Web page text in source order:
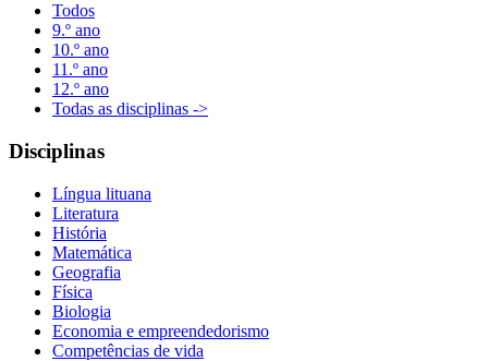
Todos
9.º ano
10.º ano
11.º ano
12.º ano
Todas as disciplinas ->
Disciplinas
Língua lituana
Literatura
História
Matemática
Geografia
Física
Biologia
Economia e empreendedorismo
Competências de vida